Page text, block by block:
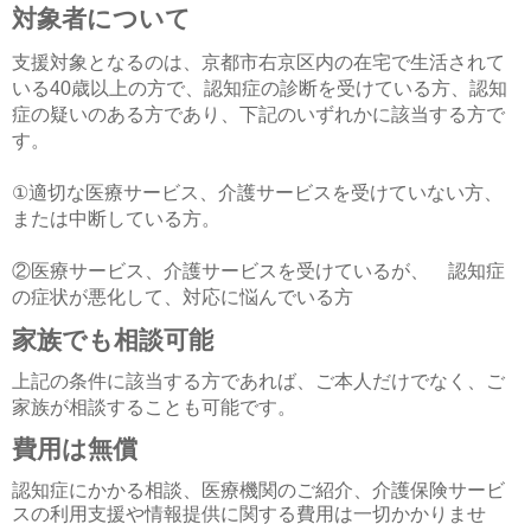
対象者について
支援対象となるのは、京都市右京区内の在宅で生活されて
いる40歳以上の方で、 認知症の診断を受けている方、 認知
症の疑いのある方であり、下記のいずれかに該当する方で
す。
①適切な医療サービス、介護サービスを受けていない方、
または中断している方。
②医療サービス、介護サービスを受けているが、 認知症
の症状が悪化して、対応に悩んでいる方
家族でも相談可能
上記の条件に該当する方であれば、ご本人だけでなく、ご
家族が相談することも可能です。
費用は無償
認知症にかかる相談、医療機関のご紹介、介護保険サービ
スの利用支援や情報提供に関する費用は一切かかりませ